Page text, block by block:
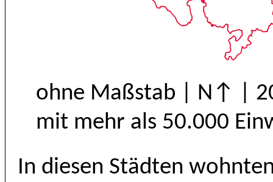
ohne Maßstab | N↑ |
mit mehr als 50.000
In diesen Städten